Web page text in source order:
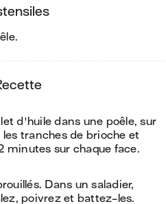
.
recette
d'huile dans une poêle, sur
tranches de brioche et
minutes sur chaque face.
Dans un saladier,
poivrez et battez-les.